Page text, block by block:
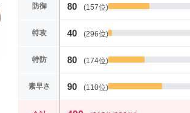
防御 80 (157位)
特攻 40 (296位)
特防 80 (174位)
素早さ 90 (110位)